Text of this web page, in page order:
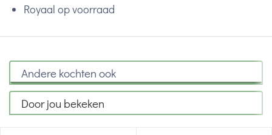
Royaal op voorraad
Andere kochten ook
Door jou bekeken